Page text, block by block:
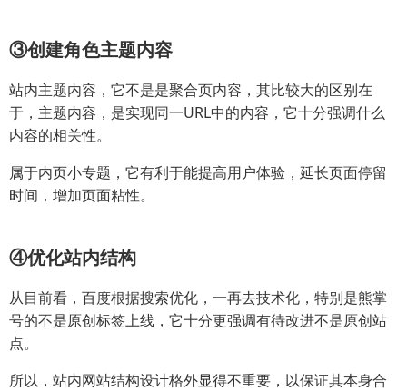
③创建角色主题内容
站内主题内容，它不是是聚合页内容，其比较大的区别在
于，主题内容，是实现同一URL中的内容，它十分强调什么
内容的相关性。
属于内页小专题，它有利于能提高用户体验，延长页面停留
时间，增加页面粘性。
④优化站内结构
从目前看，百度根据搜索优化，一再去技术化，特别是熊掌
号的不是原创标签上线，它十分更强调有待改进不是原创站
点。
所以，站内网站结构设计格外显得不重要，以保证其本身合